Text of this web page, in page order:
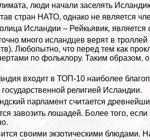
люди начали заселять
стран НАТО, однако не является
Исландии – Рейкьявик,
много исландцев верят в
). Любопытно, что перед тем как
пофольклору. Таким образом,
входит в ТОП-10 наиболее
религией Исландии.
парламент считается
завозить лошадей. Более того,
своими экзотическими блюдами.